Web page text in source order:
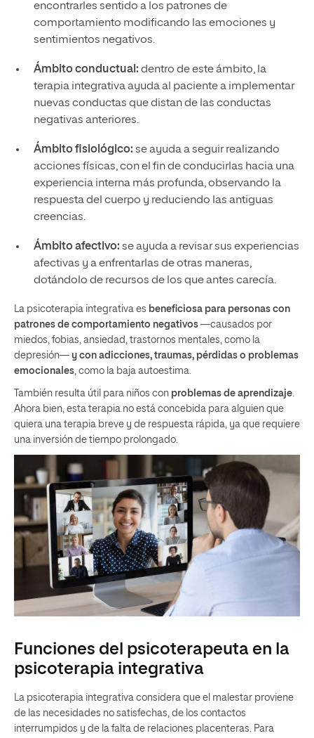
encontrarles sentido a los patrones de
comportamiento modificando las emociones y
sentimientos negativos.
Ámbito conductual: dentro de este ámbito, la
terapia integrativa ayuda al paciente a implementar
nuevas conductas que distan de las conductas
negativas anteriores.
Ámbito fisiológico: se ayuda a seguir realizando
acciones físicas, con el fin de conducirlas hacia una
experiencia interna más profunda, observando la
respuesta del cuerpo y reduciendo las antiguas
creencias.
Ámbito afectivo: se ayuda a revisar sus experiencias
afectivas y a enfrentarlas de otras maneras,
dotándolo de recursos de los que antes carecía.
La psicoterapia integrativa es beneficiosa para personas con
patrones de comportamiento negativos —causados por
miedos, fobias, ansiedad, trastornos mentales, como la
depresión— y con adicciones, traumas, pérdidas o problemas
emocionales, como la baja autoestima.
También resulta útil para niños con problemas de aprendizaje.
Ahora bien, esta terapia no está concebida para alguien que
quiera una terapia breve y de respuesta rápida, ya que requiere
una inversión de tiempo prolongado.
Funciones del psicoterapeuta en la
psicoterapia integrativa
La psicoterapia integrativa considera que el malestar proviene
de las necesidades no satisfechas, de los contactos
interrumpidos y de la falta de relaciones placenteras. Para